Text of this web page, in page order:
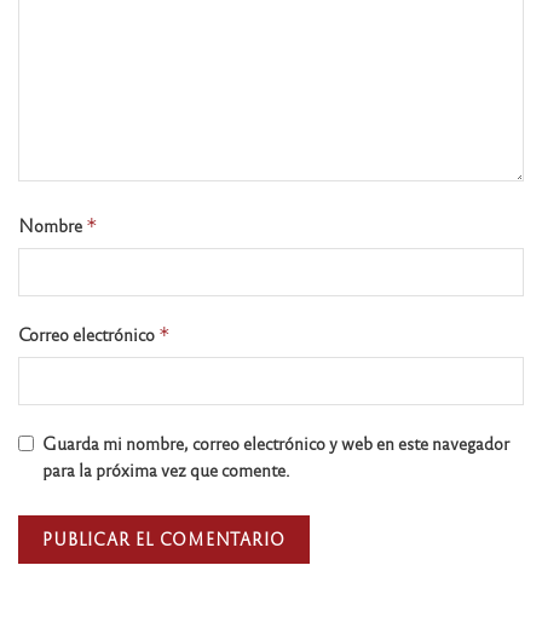
Nombre *
Correo electrónico *
Guarda mi nombre, correo electrónico y web en este navegador
para la próxima vez que comente.